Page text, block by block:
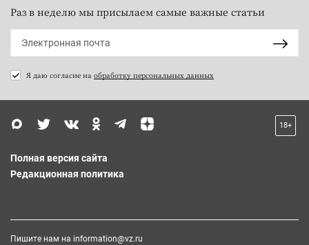
Раз в неделю мы присылаем самые важные статьи
Я даю согласие на обработку персональных данных
18+
Полная версия сайта
Редакционная политика
Пишите нам на information@vz.ru